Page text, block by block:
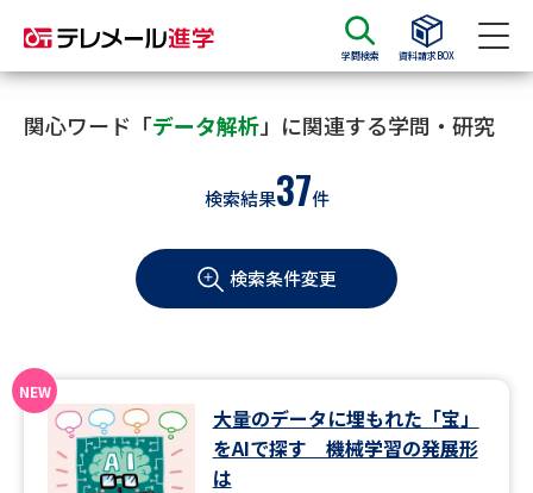
学問検索 資料請求BOX
資料請求 資料検索
大学・短大の資料種類から請求
学部・学科パンフ
過去問題集
大学・短大以外の資料から請求
関心ワード「データ解析」に関連する学問・研究
検索結果37件
検索条件変更
大量のデータに埋もれた「宝」
をAIで探す 機械学習の発展形
は